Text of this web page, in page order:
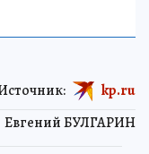
Евгений БУЛГАРИН
kp.ru